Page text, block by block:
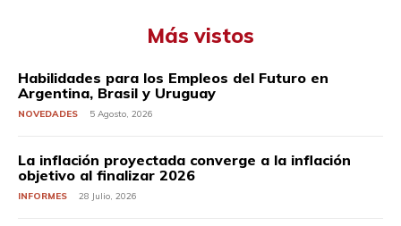
Más vistos
Habilidades para los Empleos del Futuro en
Argentina, Brasil y Uruguay
NOVEDADES 5 Agosto, 2026
La inflación proyectada converge a la inflación
objetivo al finalizar 2026
INFORMES 28 Julio, 2026